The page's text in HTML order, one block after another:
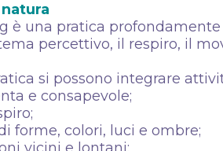
è una pratica
percettivo, il respiro, il
si possono integrare
e consapevole;
forme, colori, luci e ombre;